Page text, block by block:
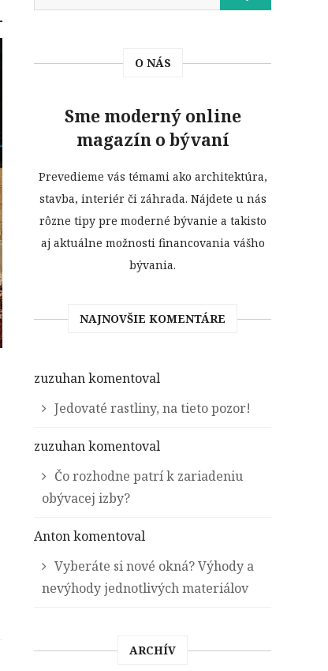
O NÁS
Sme moderný online
magazín o bývaní
Prevedieme vás témami ako architektúra,
stavba, interiér či záhrada. Nájdete u nás
rôzne tipy pre moderné bývanie a takisto
aj aktuálne možnosti financovania vášho
bývania.
NAJNOVŠIE KOMENTÁRE
zuzuhankomentoval
Jedovaté rastliny, na tieto pozor!
zuzuhankomentoval
Čo rozhodne patrí k zariadeniu
obývacej izby?
Antonkomentoval
Vyberáte si nové okná? Výhody a
nevýhody jednotlivých materiálov
ARCHÍV